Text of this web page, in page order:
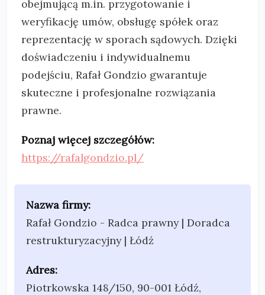
obejmującą m.in. przygotowanie i
weryfikację umów, obsługę spółek oraz
reprezentację w sporach sądowych. Dzięki
doświadczeniu i indywidualnemu
podejściu, Rafał Gondzio gwarantuje
skuteczne i profesjonalne rozwiązania
prawne.
Poznaj więcej szczegółów:
https://rafalgondzio.pl/
Nazwa firmy:
Rafał Gondzio - Radca prawny | Doradca
restrukturyzacyjny | Łódź
Adres:
Piotrkowska 148/150, 90-001 Łódź,